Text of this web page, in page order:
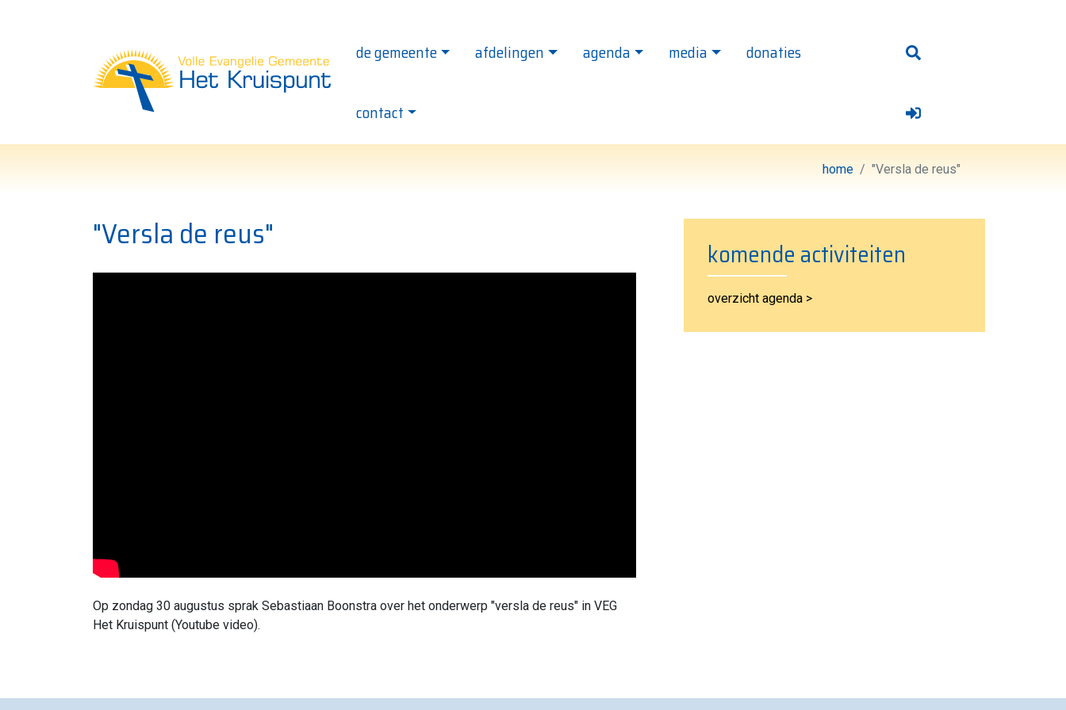
de gemeente afdelingen agenda media donaties
contact
home "Versla de reus"
"Versla de reus"
Op zondag 30 augustus sprak Sebastiaan Boonstra over het onderwerp "versla de reus" in VEG
Het Kruispunt (Youtube video).
komende activiteiten
overzicht agenda >